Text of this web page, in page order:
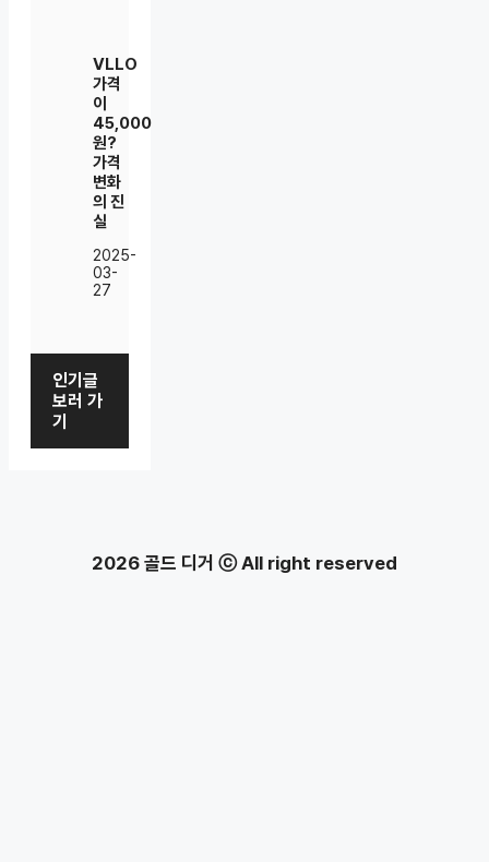
VLLO
가격
이
45,000
원?
가격
변화
의 진
실
2025-
03-
27
인기글
보러 가
기
2026 골드 디거 ⓒ All right reserved